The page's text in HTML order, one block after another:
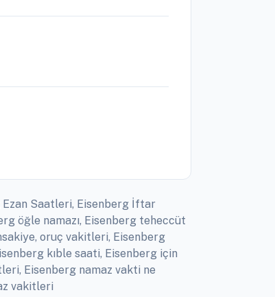
Saatleri, Eisenberg İftar
öğle namazı, Eisenberg teheccüt
oruç vakitleri, Eisenberg
kıble saati, Eisenberg için
Eisenberg namaz vakti ne
vakitleri